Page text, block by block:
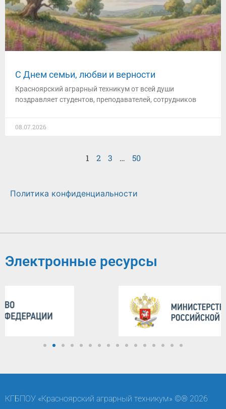
С Днем семьи, любви и верности
Красноярский аграрный техникум от всей души
поздравляет студентов, преподавателей, сотрудников
08.07.2026
1 2 3 … 50
Политика конфиденциальности
Электронные ресурсы
КГБПОУ «Красноярский аграрный техникум» ©® 2026